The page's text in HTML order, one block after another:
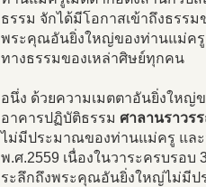
ธรรม จักได้มีโอกาสเข้าถึงธรร
พระคุณอันยิ่งใหญ่ของท่านแม่ครู
ทางธรรมของเหล่าศิษย์ทุกคน
อนึ่ง ด้วยความเมตตาอันยิ่งใหญ่
อาคารปฏิบัติธรรม ศาลานราวร
ไม่มีประมาณของท่านแม่ครู แล
พ.ศ.2559 เนื่องในวาระครบรอ
ระลึกถึงพระคุณอันยิ่งใหญ่ไม่มี